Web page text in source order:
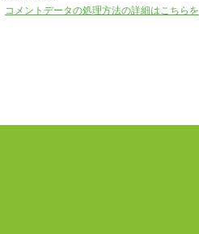
コメントデータの処理方法の詳細はこちらを